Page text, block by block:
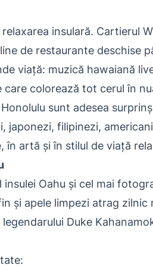
insulară. Cartierul
de restaurante deschise
viață: muzică hawaiană
care colorează tot cerul în
sunt adesea
japonezi, filipinezi,
în artă și în stilul de viață
insulei Oahu și cel mai
și apele limpezi atrag
Duke